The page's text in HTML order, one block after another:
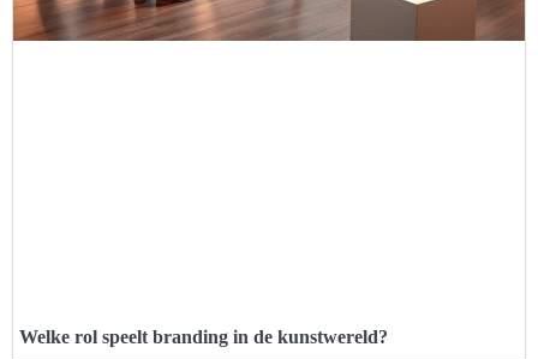
Welke rol speelt branding in de kunstwereld?